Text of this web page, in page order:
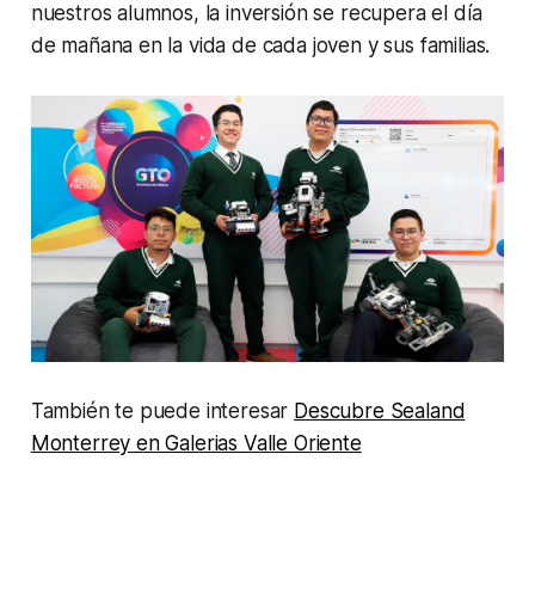
nuestros alumnos, la inversión se recupera el día
de mañana en la vida de cada joven y sus familias.
También te puede interesar Descubre Sealand
Monterrey en Galerias Valle Oriente